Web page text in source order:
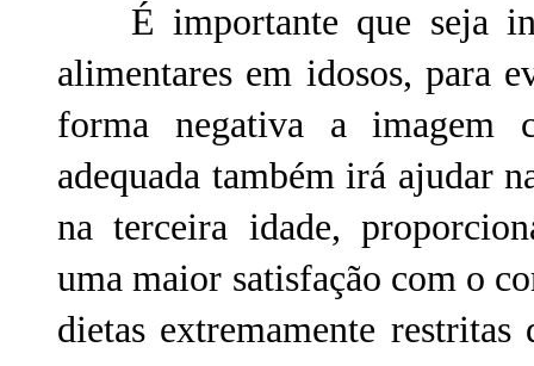
É importante que seja
alimentares em idosos, para
forma negativa a imagem
adequada também irá ajudar
na terceira idade,
uma maior satisfação com o
dietas extremamente